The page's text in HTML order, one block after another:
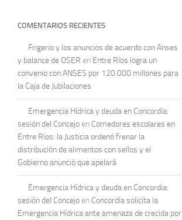
COMENTARIOS RECIENTES
Frigerio y los anuncios de acuerdo con Anses
y balance de OSER en Entre Ríos logra un
convenio con ANSES por 120.000 millones para
la Caja de Jubilaciones
Emergencia Hídrica y deuda en Concordia:
sesión del Concejo en Comedores escolares en
Entre Ríos: la Justicia ordenó frenar la
distribución de alimentos con sellos y el
Gobierno anunció que apelará
Emergencia Hídrica y deuda en Concordia:
sesión del Concejo en Concordia solicita la
Emergencia Hídrica ante amenaza de crecida por